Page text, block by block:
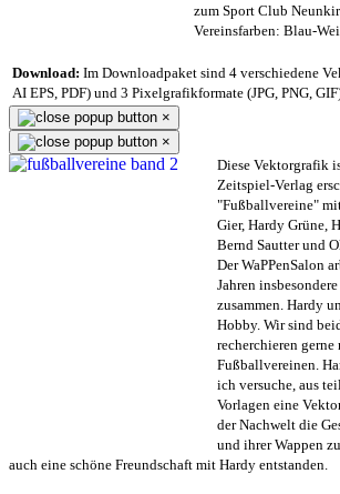
zum Sport Club
Vereinsfarben: Blau-
Download: Im Downloadpaket sind 4 verschiedene
AI EPS, PDF) und 3 Pixelgrafikformate (JPG, PNG,
×
×
Diese Vektorgrafik
Zeitspiel-Verlag
"Fußballvereine"
Gier, Hardy Grüne,
Bernd Sautter und
Der WaPPenSalon
Jahren
zusammen. Hardy
Hobby. Wir sind
recherchieren gerne
Fußballvereinen.
ich versuche, aus
Vorlagen eine
der Nachwelt die
und ihrer Wappen
auch eine schöne Freundschaft mit Hardy entstanden.